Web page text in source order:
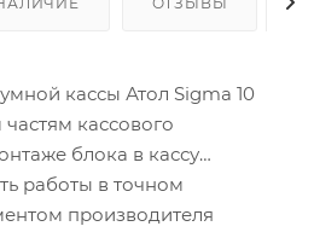
кассы Атол Sigma 10
кассового
блока в кассу
работы в точном
производителя